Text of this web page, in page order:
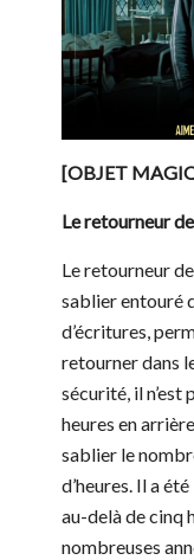
[OBJET
Le retourneur
Le retourneur
sablier entouré
d’écritures,
retourner dans
sécurité, il
heures en
sablier le
d’heures. Il a
au-delà de cinq
nombreuses